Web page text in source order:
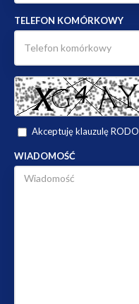
TELEFON KOMÓRKOWY
Akceptuję klauzulę RODO
WIADOMOŚĆ